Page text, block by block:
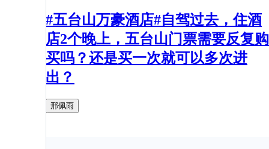
#五台山万豪酒店#自驾过去，住酒
店2个晚上，五台山门票需要反复购
买吗？还是买一次就可以多次进
出？
邢佩雨